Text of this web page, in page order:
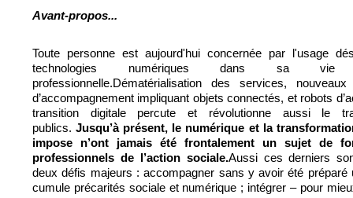
Avant-propos...
Toute personne est aujourd'hui concernée par l'usage
technologies numériques dans sa vie
professionnelle.Dématérialisation des services,
d’accompagnement impliquant objets connectés, et robots
transition digitale percute et révolutionne aussi le
publics.Jusqu’à présent, le numérique et la
impose n’ont jamais été frontalement un sujet de
professionnels de l’action sociale.Aussi ces derniers
deux défis majeurs : accompagner sans y avoir été préparé
cumule précarités sociale et numérique ; intégrer – pour